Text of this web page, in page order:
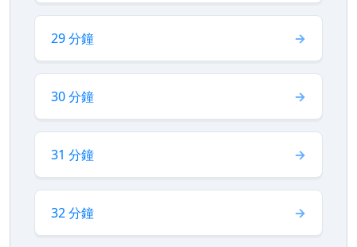
29 分鐘
30 分鐘
31 分鐘
32 分鐘